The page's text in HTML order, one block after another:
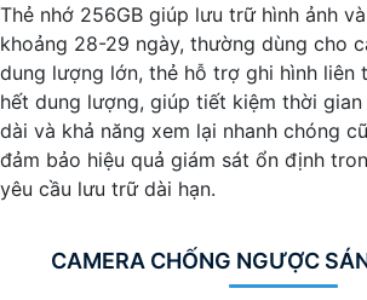
Thẻ nhớ 256GB giúp lưu trữ hình ảnh
khoảng 28-29 ngày, thường dùng cho
dung lượng lớn, thẻ hỗ trợ ghi hình liên
hết dung lượng, giúp tiết kiệm thời
dài và khả năng xem lại nhanh chóng
đảm bảo hiệu quả giám sát ổn định
yêu cầu lưu trữ dài hạn.
CAMERA CHỐNG NGƯỢC